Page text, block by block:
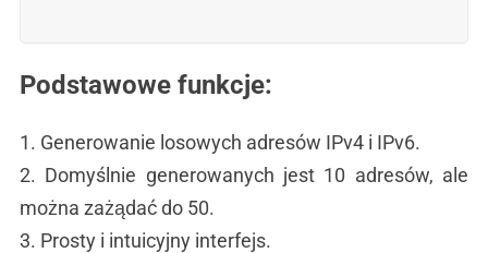
Podstawowe funkcje:
1. Generowanie losowych adresów IPv4 i IPv6.
2. Domyślnie generowanych jest 10 adresów, ale
można zażądać do 50.
3. Prosty i intuicyjny interfejs.